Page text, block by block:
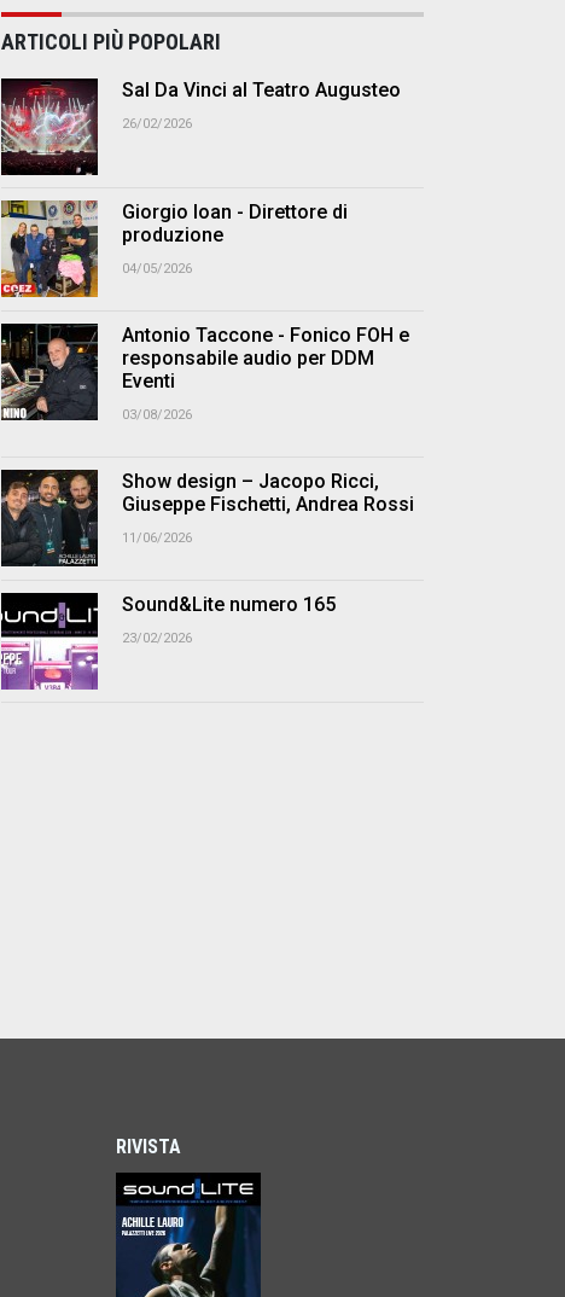
ARTICOLI PIÙ POPOLARI
Sal Da Vinci al Teatro Augusteo
26/02/2026
Giorgio Ioan - Direttore di
produzione
04/05/2026
Antonio Taccone - Fonico FOH e
responsabile audio per DDM
Eventi
03/08/2026
Show design – Jacopo Ricci,
Giuseppe Fischetti, Andrea Rossi
11/06/2026
Sound&Lite numero 165
23/02/2026
RIVISTA